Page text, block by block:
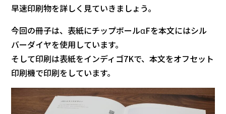
早速印刷物を詳しく見ていきましょう。
今回の冊子は、表紙にチップボールαFを本文にはシル
バーダイヤを使用しています。
そして印刷は表紙をインディゴ7Kで、本文をオフセット
印刷機で印刷をしています。